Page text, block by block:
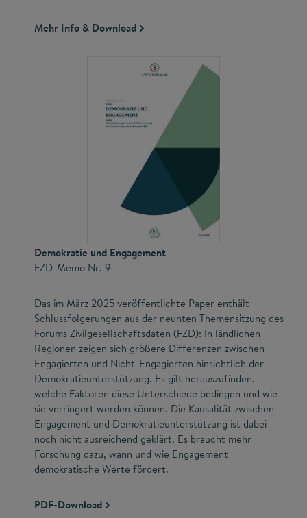
Mehr Info & Download
Demokratie und Engagement
FZD-Memo Nr. 9
Das im März 2025 veröffentlichte Paper enthält
Schlussfolgerungen aus der neunten Themensitzung des
Forums Zivilgesellschaftsdaten (FZD): In ländlichen
Regionen zeigen sich größere Differenzen zwischen
Engagierten und Nicht-Engagierten hinsichtlich der
Demokratieunterstützung. Es gilt herauszufinden,
welche Faktoren diese Unterschiede bedingen und wie
sie verringert werden können. Die Kausalität zwischen
Engagement und Demokratieunterstützung ist dabei
noch nicht ausreichend geklärt. Es braucht mehr
Forschung dazu, wann und wie Engagement
demokratische Werte fördert.
PDF-Download